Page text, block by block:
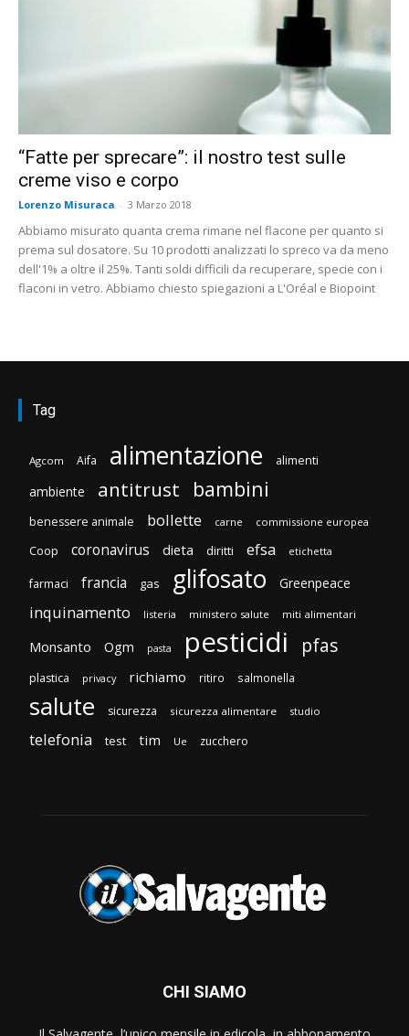
“Fatte per sprecare”: il nostro test sulle
creme viso e corpo
Lorenzo Misuraca - 3 Marzo 2018
Abbiamo misurato quanta crema rimane nel flacone per quanto si
prema sul dosatore. Su 10 prodotti analizzati lo spreco va da meno
dell'1% a oltre il 25%. Tanti soldi difficili da recuperare, specie con i
flaconi in vetro. Abbiamo chiesto spiegazioni a L'Oréal e Biopoint
Tag
Agcom Aifa alimentazione alimenti
ambiente antitrust bambini
benessere animale bollette carne commissione europea
Coop coronavirus dieta diritti efsa etichetta
farmaci francia gas glifosato Greenpeace
inquinamento listeria ministero salute miti alimentari
Monsanto Ogm pasta pesticidi pfas
plastica privacy richiamo ritiro salmonella
salute sicurezza sicurezza alimentare studio
telefonia test tim Ue zucchero
CHI SIAMO